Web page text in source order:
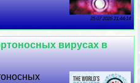
25 07 2026 21:44:14
вирусах в